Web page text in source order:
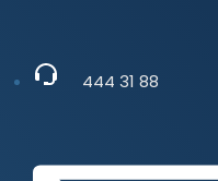
444 31 88